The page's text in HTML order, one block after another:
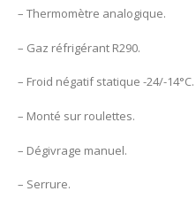
– Thermomètre analogique.
– Gaz réfrigérant R290.
– Froid négatif statique -24/-14°C.
– Monté sur roulettes.
– Dégivrage manuel.
– Serrure.